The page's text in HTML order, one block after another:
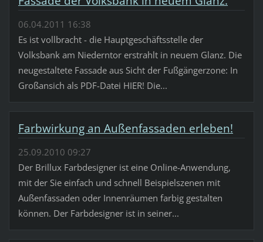
06.04.2011 16:38
Es ist vollbracht - die Hauptgeschäftsstelle der
Volksbank am Niederntor erstrahlt in neuem Glanz. Die
neugestaltete Fassade aus Sicht der Fußgängerzone: In
Großansich als PDF-Datei HIER! Die...
Farbwirkung an Außenfassaden erleben!
25.09.2010 09:27
Der Brillux Farbdesigner ist eine Online-Anwendung,
mit der Sie einfach und schnell Beispielszenen mit
Außenfassaden oder Innenräumen farbig gestalten
können. Der Farbdesigner ist in seiner...